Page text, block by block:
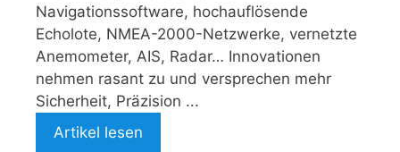
Navigationssoftware, hochauflösende
Echolote, NMEA-2000-Netzwerke, vernetzte
Anemometer, AIS, Radar… Innovationen
nehmen rasant zu und versprechen mehr
Sicherheit, Präzision ...
Artikel lesen